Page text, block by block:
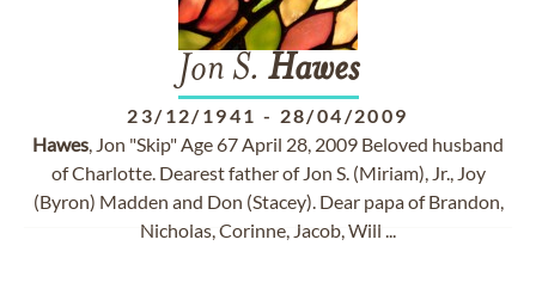
Jon S. Hawes
23/12/1941 - 28/04/2009
Hawes, Jon "Skip" Age 67 April 28, 2009 Beloved husband
of Charlotte. Dearest father of Jon S. (Miriam), Jr., Joy
(Byron) Madden and Don (Stacey). Dear papa of Brandon,
Nicholas, Corinne, Jacob, Will ...